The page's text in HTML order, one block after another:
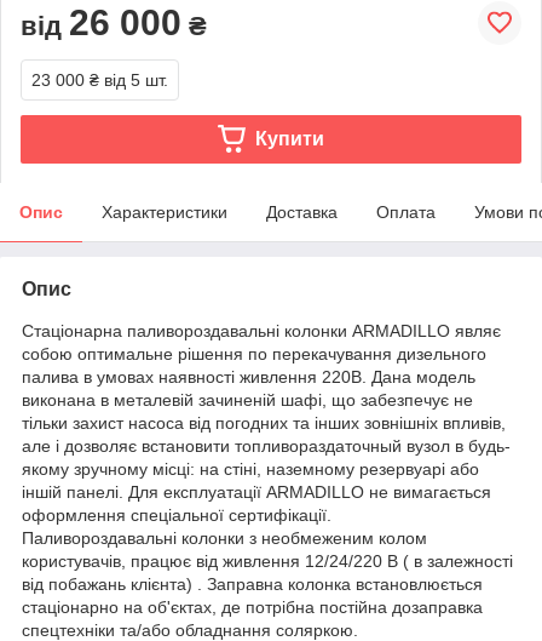
від 26 000 ₴
23 000 ₴ від 5 шт.
Купити
Опис Характеристики Доставка Оплата Умови
Опис
Стаціонарна паливороздавальні колонки ARMADILLO являє
собою оптимальне рішення по перекачування дизельного
палива в умовах наявності живлення 220В. Дана модель
виконана в металевій зачиненій шафі, що забезпечує не
тільки захист насоса від погодних та інших зовнішніх впливів,
але і дозволяє встановити топливораздаточный вузол в будь-
якому зручному місці: на стіні, наземному резервуарі або
іншій панелі. Для експлуатації ARMADILLO не вимагається
оформлення спеціальної сертифікації.
Паливороздавальні колонки з необмеженим колом
користувачів, працює від живлення 12/24/220 В ( в залежності
від побажань клієнта) . Заправна колонка встановлюється
стаціонарно на об'єктах, де потрібна постійна дозаправка
спецтехніки та/або обладнання соляркою.